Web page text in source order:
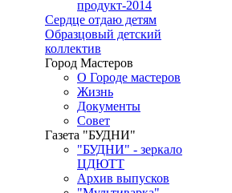
продукт-2014
Сердце отдаю детям
Образцовый детский
коллектив
Город Мастеров
О Городе мастеров
Жизнь
Документы
Совет
Газета "БУДНИ"
"БУДНИ" - зеркало
ЦДЮТТ
Архив выпусков